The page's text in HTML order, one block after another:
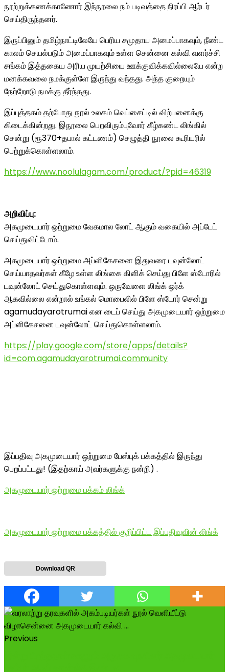
நூற்றுக்கணக்காணோர் இந்நூலை நம் படிவத்தை நிரப்பி ஆர்டர்
செய்திருந்தனர்.
இருப்பினும் தமிழ்நாட்டிலேயே பெரிய சமுதாய அமைப்பாகவும், நீண்ட
காலம் செயல்படும் அமைப்பாகவும் உள்ள சென்னை கல்வி வளர்ச்சி
சங்கம் இத்தகைய அரிய முயற்சியை ஊக்குவிக்கவில்லையே என்ற
மனக்கவலை நமக்குள்ளே இருந்து வந்தது. அந்த குறையும்
நேற்றோடு நமக்கு தீர்ந்தது.
இப்புத்தகம் தற்போது நூல் உலகம் வெப்சைட்டில் விற்பனைக்கு
கிடைக்கின்றது. இநூலை பெறவிரும்புவோர் கீழ்கண்ட லிங்கில்
சென்று (ரூ370+தபால் கட்டணம்) செழுத்தி நூலை கூரியரில்
பெற்றுக்கொள்ளலாம்.
https://www.noolulagam.com/product/?pid=46319
அறிவிப்பு:
அகமுடையார் ஒற்றுமை வேகமால லோட் ஆகும் வகையில் அப்டேட்
செய்துவிட்டோம்.
அகமுடையார் ஒற்றுமை அப்ளிகேசனை இதுவரை டவுன்லோட்
செய்யாதவர்கள் கீழே உள்ள லிங்கை கிளிக் செய்து பிளே ஸ்டோரில்
டவுன்லோட் செய்துகொள்ளவும். ஒருவேளை லிங்க் ஒர்க்
ஆகவில்லை என்றால் உங்கல் மொபைலில் பிளே ஸ்டோர் சென்று
agamudayarotrumai என டைப் செய்து அகமுடையார் ஒற்றுமை
அப்ளிகேசனை டவுன்லோட் செய்துகொள்ளலாம்.
https://play.google.com/store/apps/details?
id=com.agamudayarotrumai.community
இப்பதிவு அகமுடையார் ஒற்றுமை பேஸ்புக் பக்கத்தில் இருந்து
பெறப்பட்டது! (இதற்காய் அவர்களுக்கு நன்றி) .
அகமுடையார் ஒற்றுமை பக்கம் லிங்க்
அகமுடையார் ஒற்றுமை பக்கத்தில் குறிப்பிட்ட இப்பதிவுவின் லிங்க்
Download QR
Previous